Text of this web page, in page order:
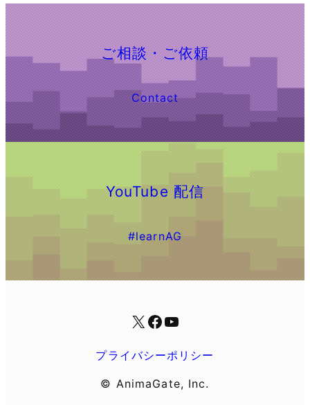
ご相談・ご依頼
Contact
YouTube 配信
#learnAG
X Facebook
YouTube
プライバシーポリシー
© AnimaGate, Inc.